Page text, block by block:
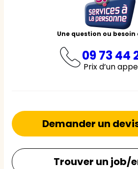
Une question ou besoin
09 73 44
Prix d’un
Demander un
Trouver un job/